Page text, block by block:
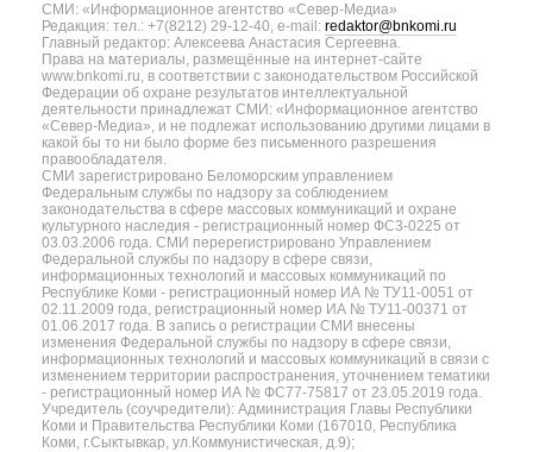
СМИ: «Информационное агентство «Север-Медиа»
Редакция: тел.: +7(8212) 29-12-40, e-mail: redaktor@bnkomi.ru
Главный редактор: Алексеева Анастасия Сергеевна.
Права на материалы, размещённые на интернет-сайте
www.bnkomi.ru, в соответствии с законодательством Российской
Федерации об охране результатов интеллектуальной
деятельности принадлежат СМИ: «Информационное агентство
«Север-Медиа», и не подлежат использованию другими лицами в
какой бы то ни было форме без письменного разрешения
правообладателя.
СМИ зарегистрировано Беломорским управлением
Федеральным службы по надзору за соблюдением
законодательства в сфере массовых коммуникаций и охране
культурного наследия - регистрационный номер ФС3-0225 от
03.03.2006 года. СМИ перерегистрировано Управлением
Федеральной службы по надзору в сфере связи,
информационных технологий и массовых коммуникаций по
Республике Коми - регистрационный номер ИА № ТУ11-0051 от
02.11.2009 года, регистрационный номер ИА № ТУ11-00371 от
01.06.2017 года. В запись о регистрации СМИ внесены
изменения Федеральной службы по надзору в сфере связи,
информационных технологий и массовых коммуникаций в связи с
изменением территории распространения, уточнением тематики
- регистрационный номер ИА № ФС77-75817 от 23.05.2019 года.
Учредитель (соучредители): Администрация Главы Республики
Коми и Правительства Республики Коми (167010, Республика
Коми, г.Сыктывкар, ул.Коммунистическая, д.9);